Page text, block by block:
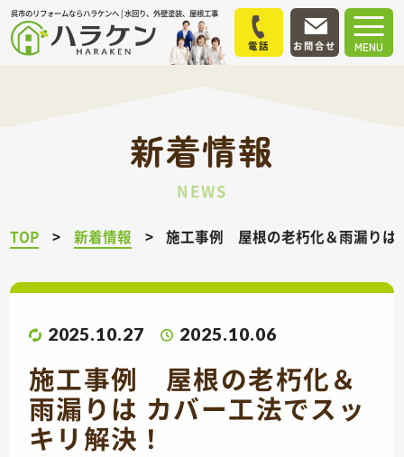
呉市のリフォームならハラケンへ | 水回り、外壁塗装、屋根工事
MENU
電話 お問合せ
新着情報
NEWS
TOP 新着情報 施工事例 屋根の老朽化＆雨漏りは
2025.10.27 2025.10.06
施工事例 屋根の老朽化＆
雨漏りは カバー工法でスッ
キリ解決！